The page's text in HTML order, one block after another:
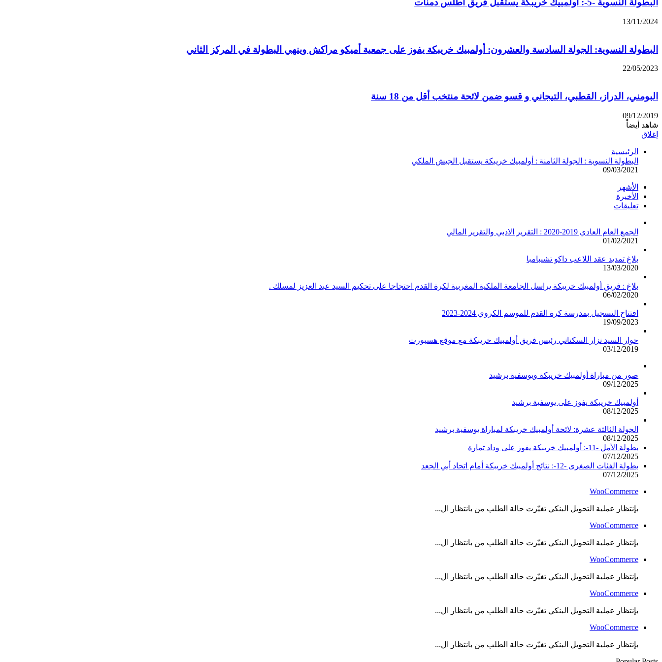
البطولة النسوية -5-: أولمبيك خريبكة يستقبل فريق أطلس دمنات
13/11/2024
البطولة النسوية: الجولة السادسة والعشرون: أولمبيك خريبكة يفوز على جمعية أميكو مراكش وينهي البطولة في المركز الثاني
22/05/2023
البومني، الدراز، القطبي، التيجاني و قسو ضمن لائحة منتخب أقل من 18 سنة
09/12/2019
شاهد أيضاً
إغلاق
الرئيسية
البطولة النسوية : الجولة الثامنة : أولمبيك خريبكة يستقبل الجيش الملكي
09/03/2021
الأشهر
الأخيرة
تعليقات
الجمع العام العادي 2019-2020 : التقرير الادبي والتقرير المالي
01/02/2021
بلاغ تمديد عقد اللاعب داكو تشيبامبا
13/03/2020
بلاغ : فريق أولمبيك خريبكة يراسل الجامعة الملكية المغربية لكرة القدم احتجاجا على تحكيم السيد عبد العزيز لمسلك .
06/02/2020
افتتاح التسجيل بمدرسة كرة القدم للموسم الكروي 2024-2023
19/09/2023
حوار السيد نزار السكتاني رئيس فريق أولمبيك خريبكة مع موقع هسبورت
03/12/2019
صور من مباراة أولمبيك خريبكة ويوسفية برشيد
09/12/2025
أولمبيك خريبكة يفوز على يوسفية برشيد
08/12/2025
الجولة الثالثة عشرة: لائحة أولمبيك خريبكة لمباراة يوسفية برشيد
08/12/2025
بطولة الأمل -11-: أولمبيك خريبكة يفوز على وداد تمارة
07/12/2025
بطولة الفئات الصغرى -12-: نتائج أولمبيك خريبكة أمام اتحاد أبي الجعد
07/12/2025
WooCommerce
بإنتظار عملية التحويل البنكي تغيّرت حالة الطلب من بانتظار ال...
WooCommerce
بإنتظار عملية التحويل البنكي تغيّرت حالة الطلب من بانتظار ال...
WooCommerce
بإنتظار عملية التحويل البنكي تغيّرت حالة الطلب من بانتظار ال...
WooCommerce
بإنتظار عملية التحويل البنكي تغيّرت حالة الطلب من بانتظار ال...
WooCommerce
بإنتظار عملية التحويل البنكي تغيّرت حالة الطلب من بانتظار ال...